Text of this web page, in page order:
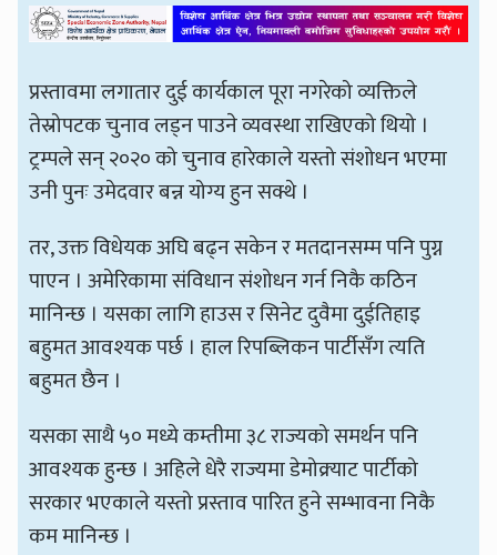
प्रस्तावमा लगातार दुई कार्यकाल पूरा नगरेको व्यक्तिले
तेस्रोपटक चुनाव लड्न पाउने व्यवस्था राखिएको थियो ।
ट्रम्पले सन् २०२० को चुनाव हारेकाले यस्तो संशोधन भएमा
उनी पुनः उमेदवार बन्न योग्य हुन सक्थे ।
तर, उक्त विधेयक अघि बढ्न सकेन र मतदानसम्म पनि पुग्न
पाएन । अमेरिकामा संविधान संशोधन गर्न निकै कठिन
मानिन्छ । यसका लागि हाउस र सिनेट दुवैमा दुईतिहाइ
बहुमत आवश्यक पर्छ । हाल रिपब्लिकन पार्टीसँग त्यति
बहुमत छैन ।
यसका साथै ५० मध्ये कम्तीमा ३८ राज्यको समर्थन पनि
आवश्यक हुन्छ । अहिले धेरै राज्यमा डेमोक्र्याट पार्टीको
सरकार भएकाले यस्तो प्रस्ताव पारित हुने सम्भावना निकै
कम मानिन्छ ।